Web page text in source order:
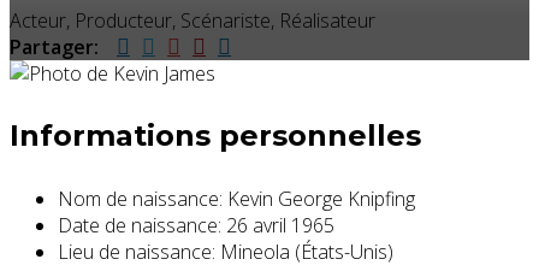
Acteur, Producteur, Scénariste, Réalisateur
Partager:
Informations personnelles
Nom de naissance: Kevin George Knipfing
Date de naissance: 26 avril 1965
Lieu de naissance: Mineola (États-Unis)